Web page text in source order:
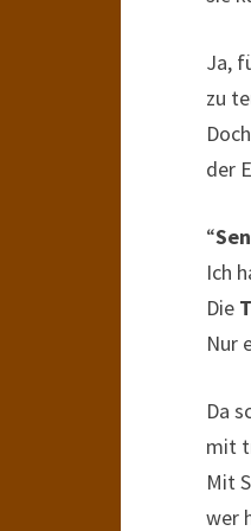
Ja,
zu
der
“
Ich
Die
Nur
Da
mit
Mit
wer